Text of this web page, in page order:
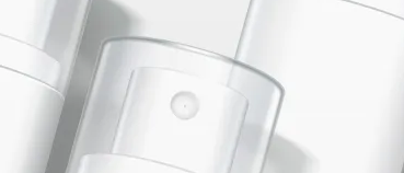
即日起於官方網站下單（不限金額） 即
Read More